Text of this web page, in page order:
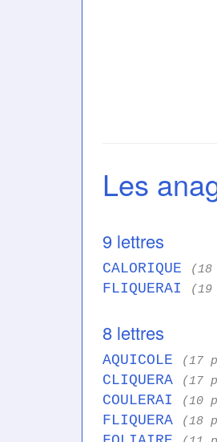
Les
9 lettres
CALORIQUE
FLIQUERAI
8 lettres
AQUICOLE (17
CLIQUERA (17
COULERAI (10
FLIQUERA (18